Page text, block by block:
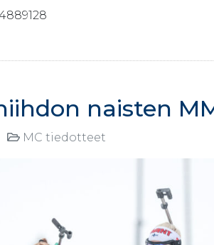
naisten
MC tiedotteet